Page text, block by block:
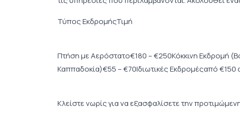
Τύπος ΕκδρομήςΤιμή
Πτήση με Αερόστατο€180 – €250Κόκκινη Εκδρομή
Καππαδοκία)€55 – €70Ιδιωτικές Εκδρομέςαπό
Κλείστε νωρίς για να εξασφαλίσετε την